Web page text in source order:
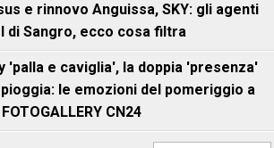
e rinnovo Anguissa, SKY: gli agenti
di Sangro, ecco cosa filtra
'palla e caviglia', la doppia 'presenza'
le emozioni del pomeriggio a
CN24